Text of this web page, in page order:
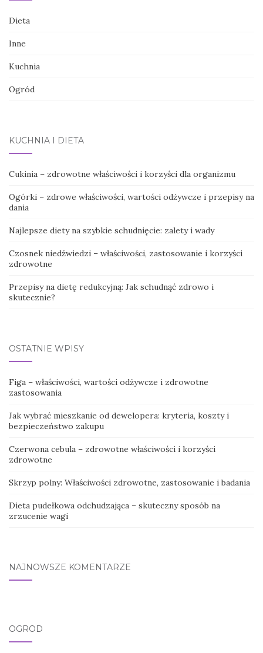
Dieta
Inne
Kuchnia
Ogród
KUCHNIA I DIETA
Cukinia – zdrowotne właściwości i korzyści dla organizmu
Ogórki – zdrowe właściwości, wartości odżywcze i przepisy na
dania
Najlepsze diety na szybkie schudnięcie: zalety i wady
Czosnek niedźwiedzi – właściwości, zastosowanie i korzyści
zdrowotne
Przepisy na dietę redukcyjną: Jak schudnąć zdrowo i
skutecznie?
OSTATNIE WPISY
Figa – właściwości, wartości odżywcze i zdrowotne
zastosowania
Jak wybrać mieszkanie od dewelopera: kryteria, koszty i
bezpieczeństwo zakupu
Czerwona cebula – zdrowotne właściwości i korzyści
zdrowotne
Skrzyp polny: Właściwości zdrowotne, zastosowanie i badania
Dieta pudełkowa odchudzająca – skuteczny sposób na
zrzucenie wagi
NAJNOWSZE KOMENTARZE
OGRÓD